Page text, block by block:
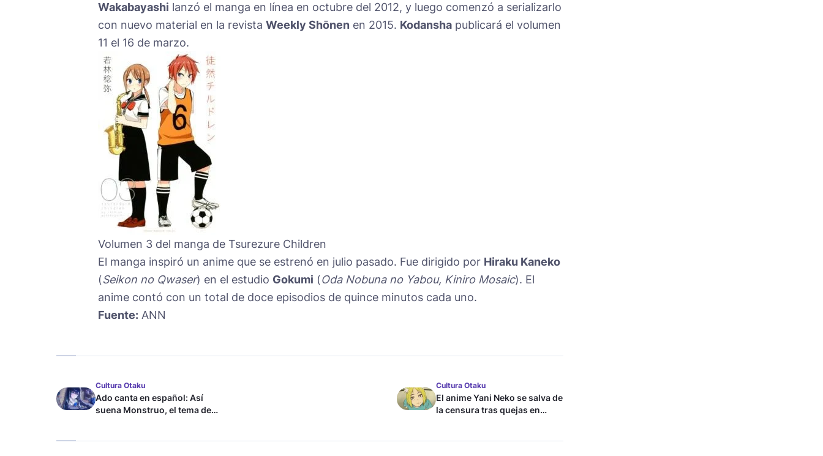
Wakabayashi lanzó el manga en línea en octubre del 2012, y luego comenzó a serializarlo
con nuevo material en la revista Weekly Shōnen en 2015. Kodansha publicará el volumen
11 el 16 de marzo.
Volumen 3 del manga de Tsurezure Children
El manga inspiró un anime que se estrenó en julio pasado. Fue dirigido por Hiraku Kaneko
(Seikon no Qwaser) en el estudio Gokumi (Oda Nobuna no Yabou, Kiniro Mosaic). El
anime contó con un total de doce episodios de quince minutos cada uno.
Fuente: ANN
Cultura Otaku
Ado canta en español: Así
suena Monstruo, el tema de
Cultura Otaku
El anime Yani Neko se salva de
la censura tras quejas en